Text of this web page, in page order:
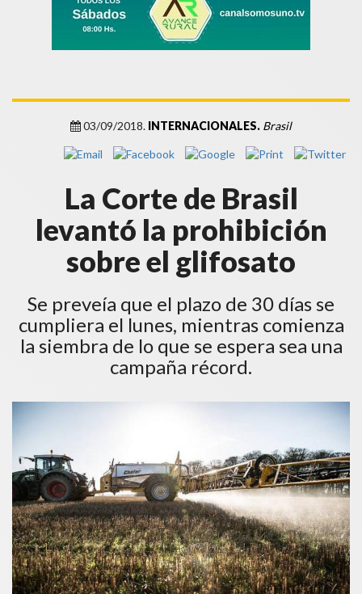
03/09/2018. INTERNACIONALES. Brasil
La Corte de Brasil
levantó la prohibición
sobre el glifosato
Se preveía que el plazo de 30 días se
cumpliera el lunes, mientras comienza
la siembra de lo que se espera sea una
campaña récord.